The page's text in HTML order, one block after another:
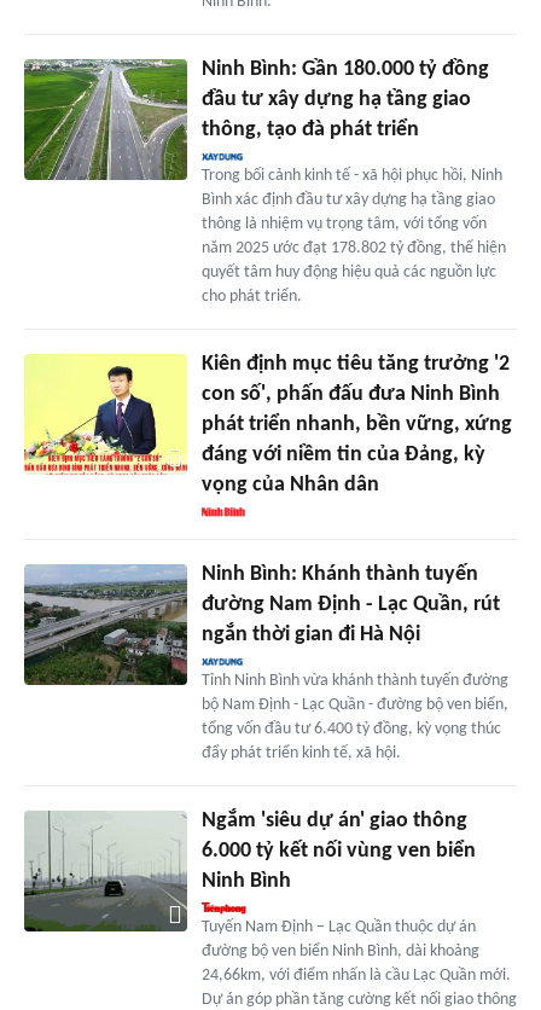
Ninh Bình: Gần 180.000 tỷ đồng
đầu tư xây dựng hạ tầng giao
thông, tạo đà phát triển
Trong bối cảnh kinh tế - xã hội phục hồi, Ninh
Bình xác định đầu tư xây dựng hạ tầng giao
thông là nhiệm vụ trọng tâm, với tổng vốn
năm 2025 ước đạt 178.802 tỷ đồng, thể hiện
quyết tâm huy động hiệu quả các nguồn lực
cho phát triển.
Kiên định mục tiêu tăng trưởng '2
con số', phấn đấu đưa Ninh Bình
phát triển nhanh, bền vững, xứng
đáng với niềm tin của Đảng, kỳ
vọng của Nhân dân
Ninh Bình: Khánh thành tuyến
đường Nam Định - Lạc Quần, rút
ngắn thời gian đi Hà Nội
Tỉnh Ninh Bình vừa khánh thành tuyến đường
bộ Nam Định - Lạc Quần - đường bộ ven biển,
tổng vốn đầu tư 6.400 tỷ đồng, kỳ vọng thúc
đẩy phát triển kinh tế, xã hội.
Ngắm 'siêu dự án' giao thông
6.000 tỷ kết nối vùng ven biển
Ninh Bình
Tuyến Nam Định – Lạc Quần thuộc dự án
đường bộ ven biển Ninh Bình, dài khoảng
24,66km, với điểm nhấn là cầu Lạc Quần mới.
Dự án góp phần tăng cường kết nối giao thông